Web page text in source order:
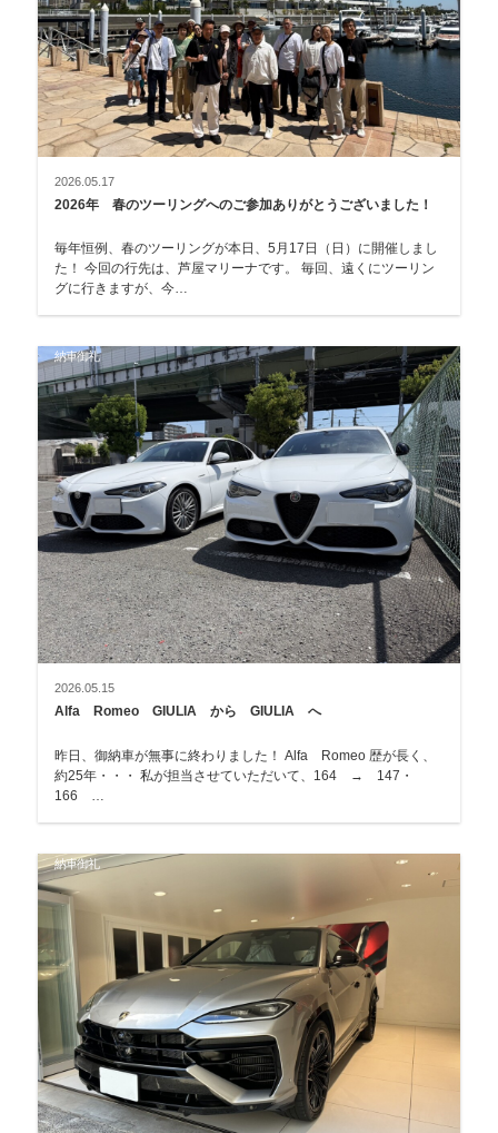
2026.05.17
2026年 春のツーリングへのご参加ありがとうございました！
毎年恒例、春のツーリングが本日、5月17日（日）に開催しまし
た！ 今回の行先は、芦屋マリーナです。 毎回、遠くにツーリン
グに行きますが、今…
納車御礼
2026.05.15
Alfa Romeo GIULIA から GIULIA へ
昨日、御納車が無事に終わりました！ Alfa Romeo 歴が長く、
約25年・・・ 私が担当させていただいて、164 → 147・
166 …
納車御礼